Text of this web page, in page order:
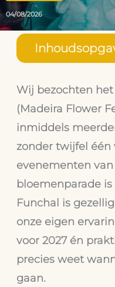
04/08/2026
Wij bezochten
(Madeira Flower
inmiddels
zonder twijfel één
evenementen
bloemenparade
Funchal is
onze eigen
voor 2027 én
precies weet
gaan.